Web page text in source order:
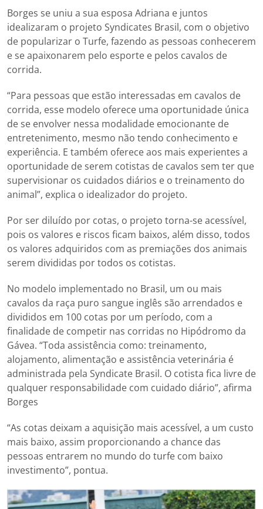
Borges se uniu a sua esposa Adriana e juntos
idealizaram o projeto Syndicates Brasil, com o objetivo
de popularizar o Turfe, fazendo as pessoas conhecerem
e se apaixonarem pelo esporte e pelos cavalos de
corrida.
“Para pessoas que estão interessadas em cavalos de
corrida, esse modelo oferece uma oportunidade única
de se envolver nessa modalidade emocionante de
entretenimento, mesmo não tendo conhecimento e
experiência. E também oferece aos mais experientes a
oportunidade de serem cotistas de cavalos sem ter que
supervisionar os cuidados diários e o treinamento do
animal”, explica o idealizador do projeto.
Por ser diluído por cotas, o projeto torna-se acessível,
pois os valores e riscos ficam baixos, além disso, todos
os valores adquiridos com as premiações dos animais
serem divididas por todos os cotistas.
No modelo implementado no Brasil, um ou mais
cavalos da raça puro sangue inglês são arrendados e
divididos em 100 cotas por um período, com a
finalidade de competir nas corridas no Hipódromo da
Gávea. “Toda assistência como: treinamento,
alojamento, alimentação e assistência veterinária é
administrada pela Syndicate Brasil. O cotista fica livre de
qualquer responsabilidade com cuidado diário”, afirma
Borges
“As cotas deixam a aquisição mais acessível, a um custo
mais baixo, assim proporcionando a chance das
pessoas entrarem no mundo do turfe com baixo
investimento”, pontua.